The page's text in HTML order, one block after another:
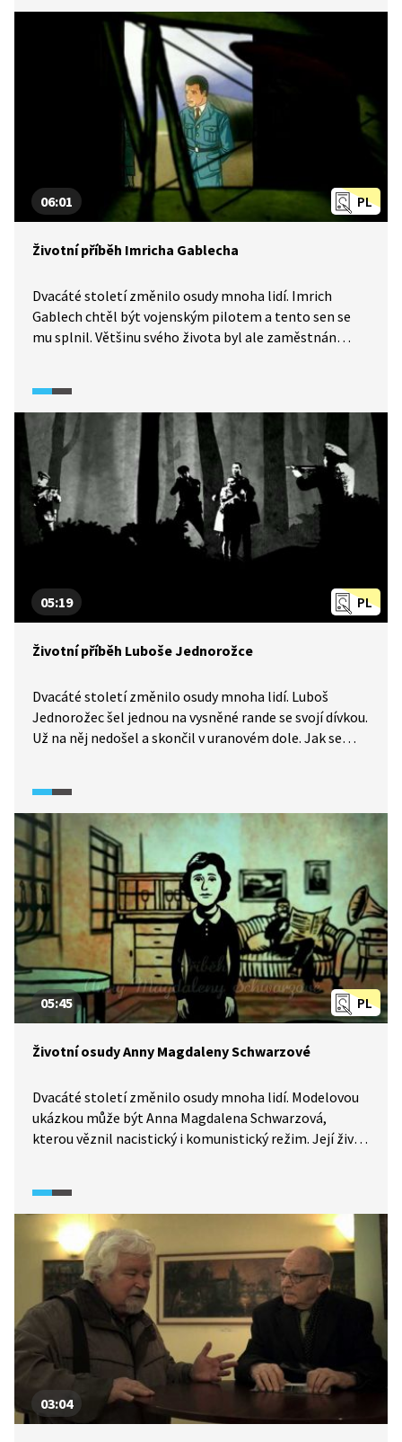
PL
06:01
Životní příběh Imricha Gablecha
Dvacáté století změnilo osudy mnoha lidí. Imrich
Gablech chtěl být vojenským pilotem a tento sen se
mu splnil. Většinu svého života byl ale zaměstnán
PL
05:19
Životní příběh Luboše Jednorožce
Dvacáté století změnilo osudy mnoha lidí. Luboš
Jednorožec šel jednou na vysněné rande se svojí dívkou.
Už na něj nedošel a skončil v uranovém dole. Jak se
PL
05:45
Životní osudy Anny Magdaleny Schwarzové
Dvacáté století změnilo osudy mnoha lidí. Modelovou
ukázkou může být Anna Magdalena Schwarzová,
kterou věznil nacistický i komunistický režim. Její život
03:04